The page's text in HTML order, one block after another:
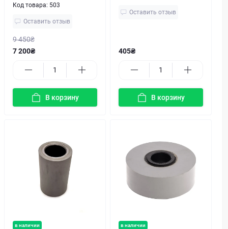
Код товара: 503
Оставить отзыв
9 450₴
7 200₴
В корзину
Оставить отзыв
405₴
В корзину
в наличии в наличии